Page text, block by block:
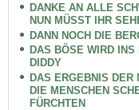
DANKE AN ALLE
NUN MÜSST IHR
DANN NOCH DIE
DAS BÖSE WIRD
DIDDY
DAS ERGEBNIS DER
DIE MENSCHEN
FÜRCHTEN